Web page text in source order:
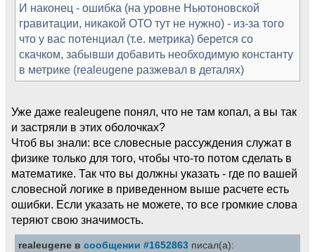
И наконец - ошибка (на уровне Ньютоновской
гравитации, никакой ОТО тут не нужно) - из-за того
что у вас потенциал (т.е. метрика) берется со
скачком, забывши добавить необходимую константу
в метрике (realeugene разжевал в деталях)
Уже даже realeugene понял, что не там копал, а вы так
и застряли в этих оболочках?
Чтоб вы знали: все словесные рассуждения служат в
физике только для того, чтобы что-то потом сделать в
математике. Так что вы должны указать - где по вашей
словесной логике в приведенном выше расчете есть
ошибки. Если указать не можете, то все громкие слова
теряют свою значимость.
realeugene в сообщении #1652863 писал(а):